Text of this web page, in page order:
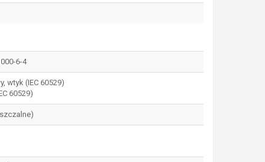
6-4
wtyk (IEC 60529)
60529)